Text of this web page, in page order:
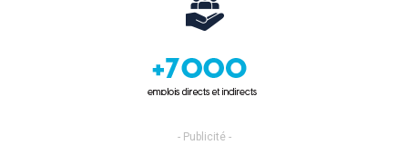
- Publicité -